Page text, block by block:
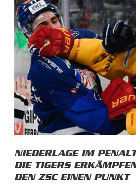
NIEDERLAGE IM
DIE TIGERS
DEN ZSC EINEN PUNKT